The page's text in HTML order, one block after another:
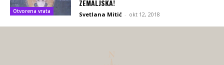
Otvorena vrata
ZEMALJSKA!
Svetlana Mitić - okt 12, 2018